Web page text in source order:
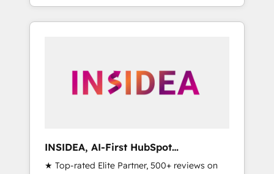
deliver measurable impact and transform
brand experiences As one of the few full-
globally regionalized HubSpot websites,
integrated marketing campaigns, & RevOps
adoption with change-management
programs, and align marketing, sales, and
INSIDEA, AI-First HubSpot
Onboarding & RevOps
★ Top-rated Elite Partner, 500+ reviews on